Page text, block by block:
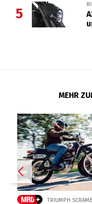
5
MEHR
TRIUMPH